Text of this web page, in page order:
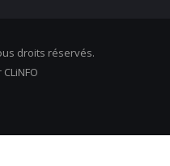
droits réservés.